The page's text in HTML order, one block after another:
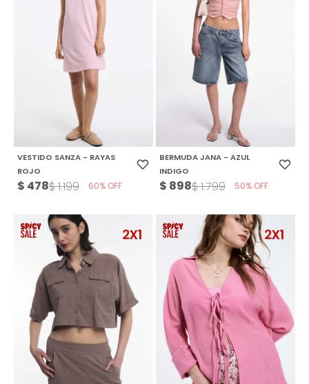
VESTIDO SANZA - RAYAS
ROJO
$ 478$1.199 60
BERMUDA JANA - AZUL
INDIGO
$ 898$1.799 50